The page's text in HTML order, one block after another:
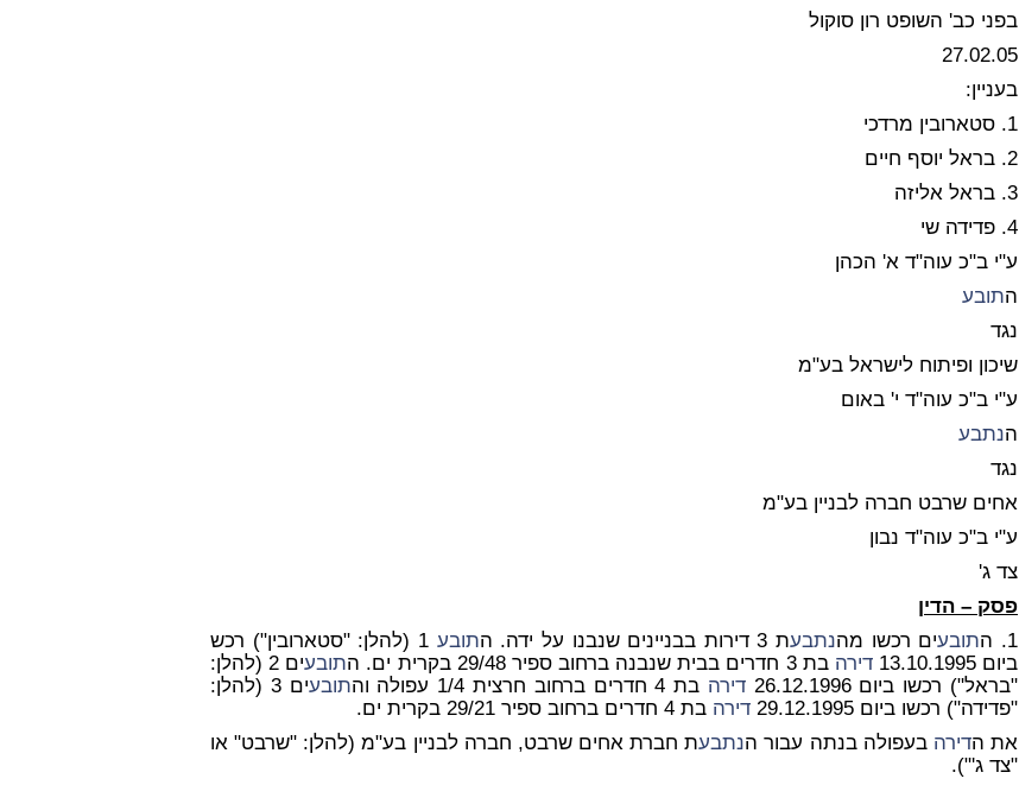
בפני כב' השופט רון סוקול
27.02.05
בעניין:
1. סטארובין מרדכי
2. בראל יוסף חיים
3. בראל אליזה
4. פדידה שי
ע"י ב"כ עוה"ד א' הכהן
התובע
נגד
שיכון ופיתוח לישראל בע"מ
ע"י ב"כ עוה"ד י' באום
הנתבע
נגד
אחים שרבט חברה לבניין בע"מ
ע"י ב"כ עוה"ד נבון
צד ג'
פסק – הדין
1. ה
תובעים רכשו מהנתבעת 3 דירות בבניינים שנבנו על ידה. ה תובע
1 (להלן: "סטארובין") רכש
ביום 13.10.1995
דירה בת 3 חדרים בבית שנבנה ברחוב ספיר 29/48 בקרית ים. ה תובע
ים 2 (להלן:
"בראל") רכשו ביום 26.12.1996
דירה בת 4 חדרים ברחוב חרצית 1/4 עפולה וה תובע
ים 3 (להלן:
"פדידה") רכשו ביום 29.12.1995
דירה בת 4 חדרים ברחוב ספיר 29/21 בקרית ים.
את הדירה בעפולה בנתה עבור הנתבעת חברת אחים שרבט, חברה לבניין בע"מ (להלן: "שרבט" או
"צד ג'").